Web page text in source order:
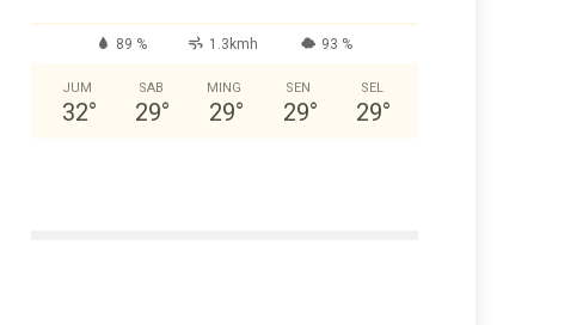
89 % 1.3kmh 93 %
JUM
32°
SAB
29°
MING
29°
SEN
29°
SEL
29°